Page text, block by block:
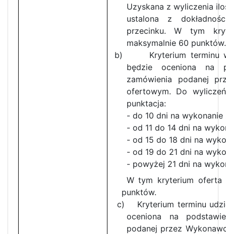
Uzyskana z wyliczenia
ustalona z
przecinku. W tym
maksymalnie 60 punktów.
b) Kryterium terminu
będzie oceniona na
zamówienia podanej
ofertowym. Do
punktacja:
- do 10 dni na
- od 11 do 14 dni na
- od 15 do 18 dni na
- od 19 do 21 dni na
- powyżej 21 dni na
W tym kryterium oferta
punktów.
c) Kryterium terminu
oceniona na
podanej przez